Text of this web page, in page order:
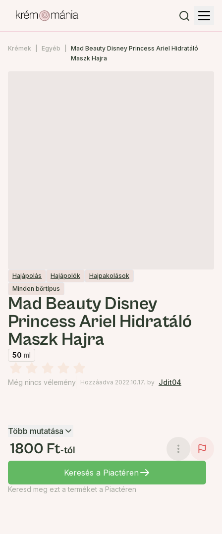
Krémek Egyéb
Mad Beauty Disney Princess Ariel Hidratáló
Maszk Hajra
Hajápolás Hajápolók
Hajpakolások
Minden bőrtípus
Mad Beauty Disney
Princess Ariel Hidratáló
Maszk Hajra
50 ml
Még nincs vélemény Hozzáadva 2022.10.17. by Jdit04
Több mutatása
1800 Ft-tól
Keresés a Piactéren
Keresd meg ezt a terméket a Piactéren